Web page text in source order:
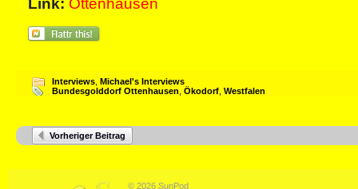
Link: Ottenhausen
Interviews Michael's Interviews
Bundesgolddorf Ottenhausen Ökodorf Westfalen
Vorheriger Beitrag
© 2026 SunPod